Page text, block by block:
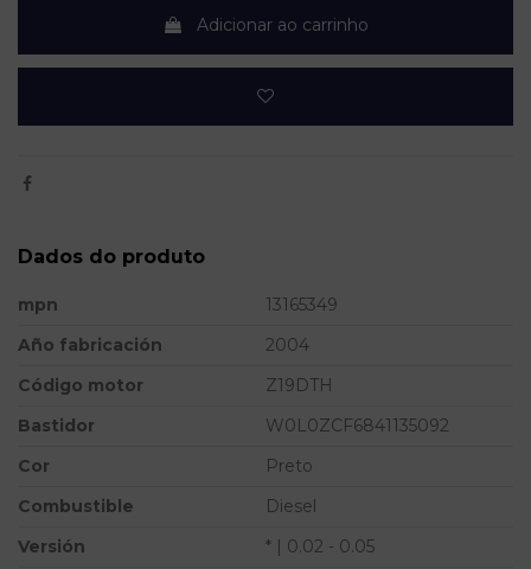
Adicionar ao carrinho
Dados do produto
mpn
13165349
Año fabricación
2004
Código motor
Z19DTH
Bastidor
W0L0ZCF6841135092
Cor
Preto
Combustible
Diesel
Versión
* | 0.02 - 0.05